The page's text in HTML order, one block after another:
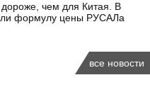
чем для Китая. В
ли формулу цены РУСАЛа
все новости